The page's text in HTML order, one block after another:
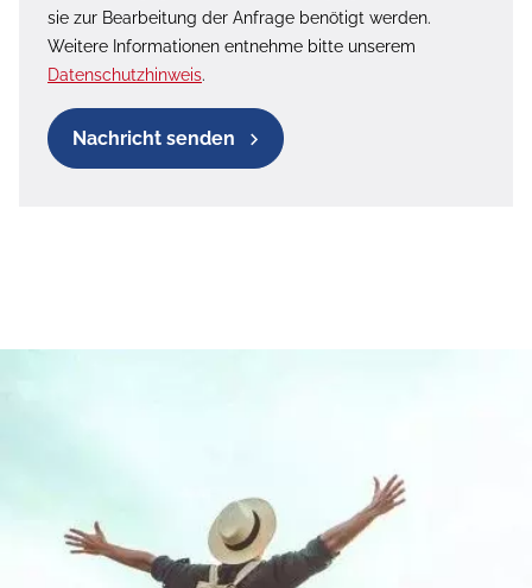
sie zur Bearbeitung der Anfrage benötigt werden.
Weitere Informationen entnehme bitte unserem
Datenschutzhinweis.
Nachricht senden